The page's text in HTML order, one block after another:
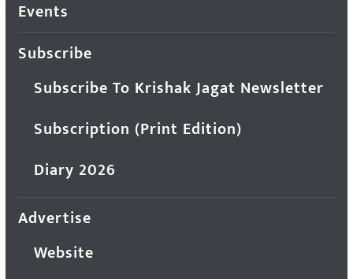
Events
Subscribe
Subscribe To Krishak Jagat Newsletter
Subscription (Print Edition)
Diary 2026
Advertise
Website